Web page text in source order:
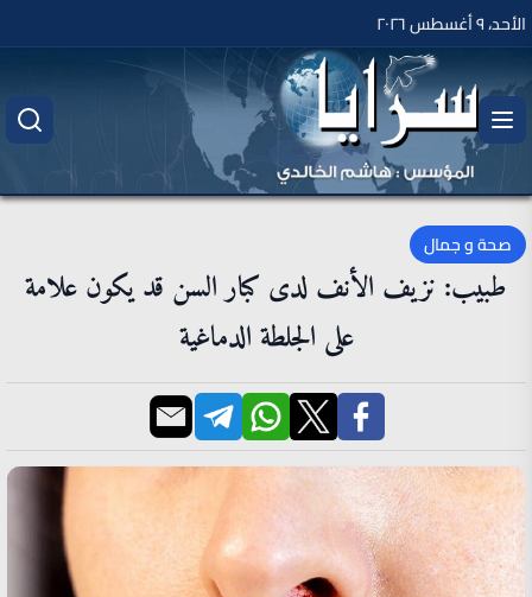
الأحد، ٩ أغسطس ٢٠٢٦
صحة و جمال
طبيب: نزيف الأنف لدى كبار السن قد يكون علامة
على الجلطة الدماغية